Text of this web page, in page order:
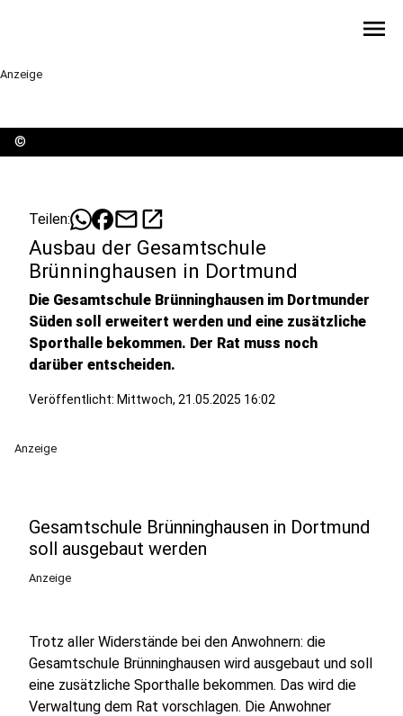
menu
Anzeige
©
Teilen: mailopen_in_new
Ausbau der Gesamtschule
Brünninghausen in Dortmund
Die Gesamtschule Brünninghausen im Dortmunder
Süden soll erweitert werden und eine zusätzliche
Sporthalle bekommen. Der Rat muss noch
darüber entscheiden.
Veröffentlicht: Mittwoch, 21.05.2025 16:02
Anzeige
Gesamtschule Brünninghausen in Dortmund
soll ausgebaut werden
Anzeige
Trotz aller Widerstände bei den Anwohnern: die
Gesamtschule Brünninghausen wird ausgebaut und soll
eine zusätzliche Sporthalle bekommen. Das wird die
Verwaltung dem Rat vorschlagen. Die Anwohner